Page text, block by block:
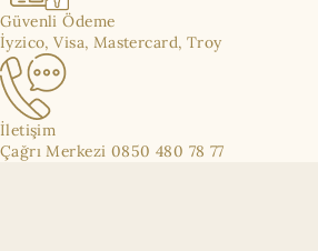
Güvenli Ödeme
İyzico, Visa, Mastercard, Troy
İletişim
Çağrı Merkezi 0850 480 78 77